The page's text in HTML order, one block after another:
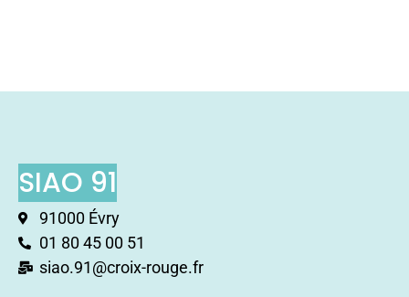
SIAO 91
91000 Évry
01 80 45 00 51
siao.91@croix-rouge.fr